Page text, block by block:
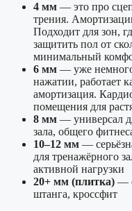
4 мм — это про
трения.
Подходит для зон,
защитить пол от
минимальный
6 мм — уже немного
нажатии, работает
амортизация.
помещения для
8 мм — универсал
зала, общего
10–12 мм —
для тренажёрного
активной нагрузки
20+ мм (плитка) —
штанга, кроссфит